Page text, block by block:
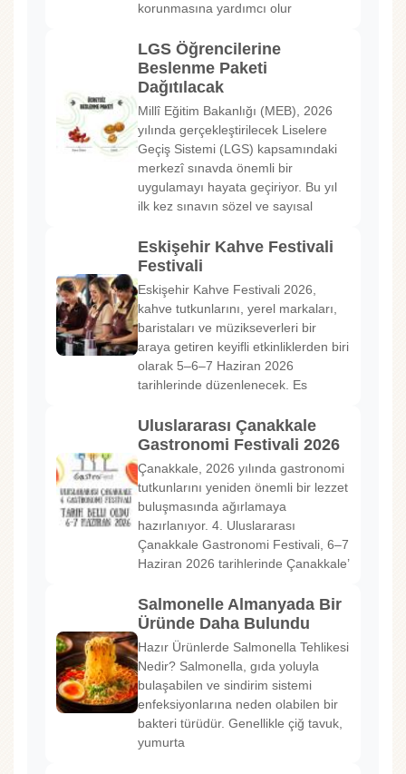
korunmasına yardımcı olur
LGS Öğrencilerine
Beslenme Paketi
Dağıtılacak
Millî Eğitim Bakanlığı (MEB), 2026
yılında gerçekleştirilecek Liselere
Geçiş Sistemi (LGS) kapsamındaki
merkezî sınavda önemli bir
uygulamayı hayata geçiriyor. Bu yıl
ilk kez sınavın sözel ve sayısal
Eskişehir Kahve Festivali
Festivali
Eskişehir Kahve Festivali 2026,
kahve tutkunlarını, yerel markaları,
baristaları ve müzikseverleri bir
araya getiren keyifli etkinliklerden biri
olarak 5–6–7 Haziran 2026
tarihlerinde düzenlenecek. Es
Uluslararası Çanakkale
Gastronomi Festivali 2026
Çanakkale, 2026 yılında gastronomi
tutkunlarını yeniden önemli bir lezzet
buluşmasında ağırlamaya
hazırlanıyor. 4. Uluslararası
Çanakkale Gastronomi Festivali, 6–7
Haziran 2026 tarihlerinde Çanakkale’
Salmonelle Almanyada Bir
Üründe Daha Bulundu
Hazır Ürünlerde Salmonella Tehlikesi
Nedir? Salmonella, gıda yoluyla
bulaşabilen ve sindirim sistemi
enfeksiyonlarına neden olabilen bir
bakteri türüdür. Genellikle çiğ tavuk,
yumurta